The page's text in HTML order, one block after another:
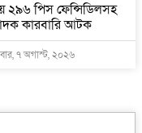
২৯৬ পিস ফেন্সিডিলসহ
কারবারি আটক
৭ অগাস্ট, ২০২৬